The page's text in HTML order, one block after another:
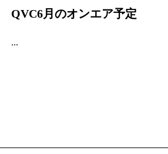
QVC6月のオンエア予定
...